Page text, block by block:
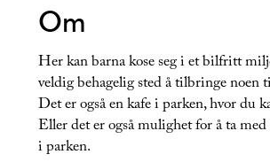
Om
Her kan barna kose seg i et bilfritt
veldig behagelig sted å tilbringe noen
Det er også en kafe i parken, hvor du
Eller det er også mulighet for å ta
i parken.